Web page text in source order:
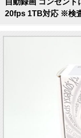
自動録画 コンセント
20fps 1TB対応 ※検